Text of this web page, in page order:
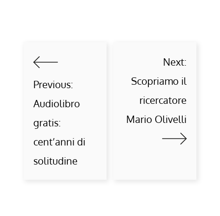
Previous:
Audiolibro
gratis:
cent’anni di
solitudine
Next:
Scopriamo il
ricercatore
Mario Olivelli